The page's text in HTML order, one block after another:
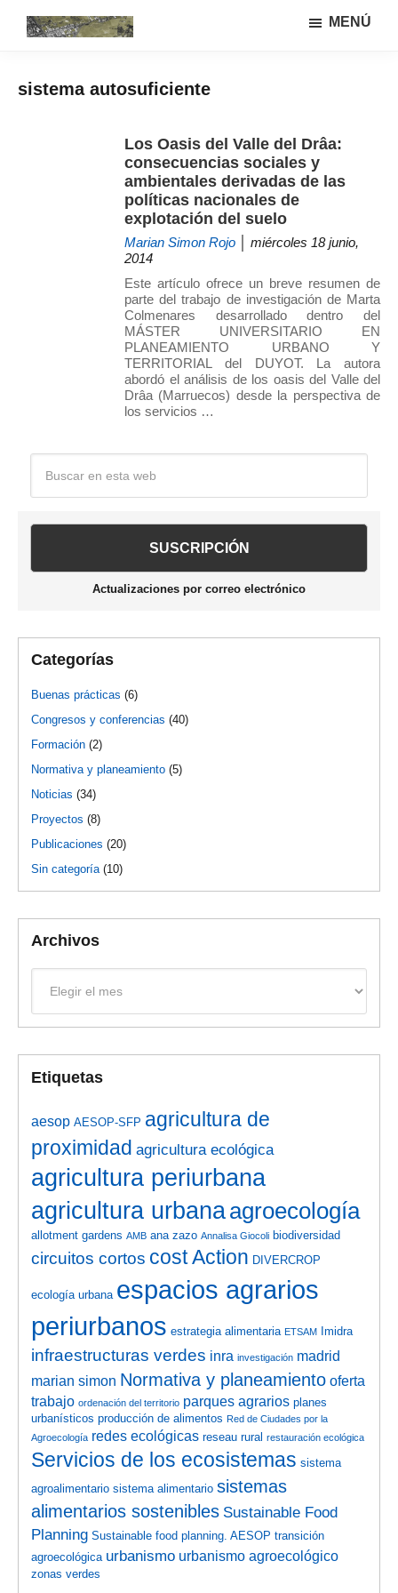
lateral
y
sistemas
investigación
MENÚ
sistema autosuficiente
Los Oasis del Valle del Drâa:
consecuencias sociales y
ambientales derivadas de las
políticas nacionales de
explotación del suelo
Marian Simon Rojo │ miércoles 18 junio,
2014
Este artículo ofrece un breve resumen de
parte del trabajo de investigación de Marta
Colmenares desarrollado dentro del
MÁSTER UNIVERSITARIO EN
PLANEAMIENTO URBANO Y
TERRITORIAL del DUYOT. La autora
abordó el análisis de los oasis del Valle del
Drâa (Marruecos) desde la perspectiva de
los servicios …
Barra
lateral
principal
Actualizaciones por correo electrónico
Categorías
Buenas prácticas (6)
Congresos y conferencias (40)
Formación (2)
Normativa y planeamiento (5)
Noticias (34)
Proyectos (8)
Publicaciones (20)
Sin categoría(10)
Archivos
Etiquetas
aesop AESOP-SFP agricultura de
proximidad agricultura ecológica
agricultura periurbana
agricultura urbanaagroecología
allotment gardens AMB ana zazo Annalisa Giocoli biodiversidad
circuitos cortos cost Action DIVERCROP
ecología urbana espacios agrarios
periurbanos estrategia alimentaria ETSAM Imidra
infraestructuras verdes inra investigación madrid
marian simon Normativa y planeamiento oferta
trabajo ordenación del territorio parques agrarios planes
urbanísticos producción de alimentos Red de Ciudades por la
Agroecología redes ecológicas reseau rural restauración ecológica
Servicios de los ecosistemas sistema
agroalimentario sistema alimentario sistemas
alimentarios sostenibles Sustainable Food
Planning Sustainable food planning. AESOP transición
agroecológica urbanismo urbanismo agroecológico
zonas verdes